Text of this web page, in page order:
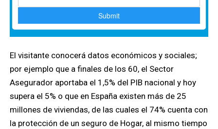
El visitante conocerá datos económicos y sociales;
por ejemplo que a finales de los 60, el Sector
Asegurador aportaba el 1,5% del PIB nacional y hoy
supera el 5% o que en España existen más de 25
millones de viviendas, de las cuales el 74% cuenta con
la protección de un seguro de Hogar, al mismo tiempo